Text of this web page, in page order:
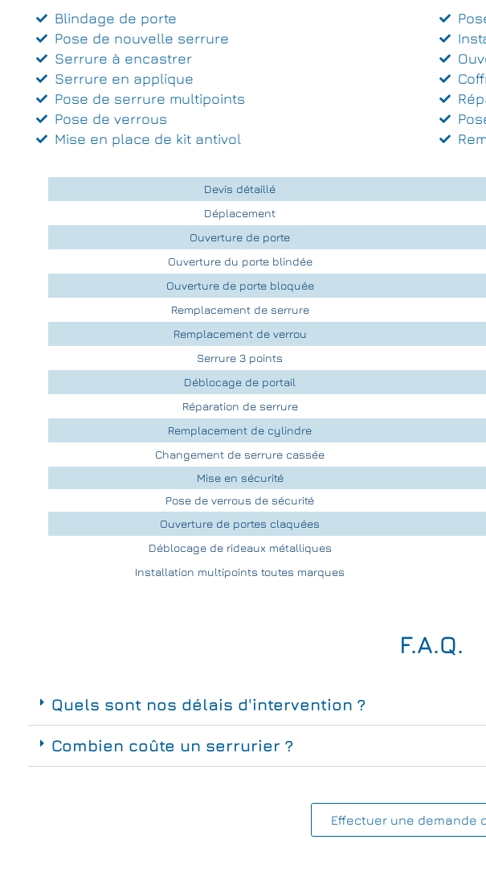
Blindage de porte
Pose de nouvelle serrure
Serrure à encastrer
Serrure en applique
Pose de serrure multipoints
Pose de verrous
Mise en place de kit antivol
Devis détaillé
Déplacement
Ouverture de porte
Ouverture du porte blindée
Ouverture de porte bloquée
Remplacement de serrure
Remplacement de verrou
Serrure 3 points
Déblocage de portail
Réparation de serrure
Remplacement de cylindre
Changement de serrure cassée
Mise en sécurité
Pose de verrous de sécurité
Ouverture de portes claquées
Déblocage de rideaux métalliques
Installation multipoints toutes marques
F.A.Q.
Quels sont nos délais d'intervention ?
Combien coûte un serrurier ?
Effectuer une demande